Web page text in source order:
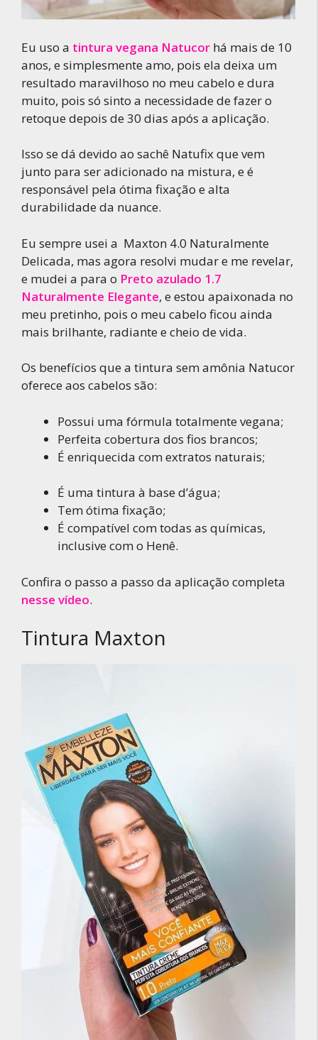
Eu uso a tintura vegana Natucor há mais de 10
anos, e simplesmente amo, pois ela deixa um
resultado maravilhoso no meu cabelo e dura
muito, pois só sinto a necessidade de fazer o
retoque depois de 30 dias após a aplicação.
Isso se dá devido ao sachê Natufix que vem
junto para ser adicionado na mistura, e é
responsável pela ótima fixação e alta
durabilidade da nuance.
Eu sempre usei a Maxton 4.0 Naturalmente
Delicada, mas agora resolvi mudar e me revelar,
e mudei a para o Preto azulado 1.7
Naturalmente Elegante, e estou apaixonada no
meu pretinho, pois o meu cabelo ficou ainda
mais brilhante, radiante e cheio de vida.
Os benefícios que a tintura sem amônia Natucor
oferece aos cabelos são:
Possui uma fórmula totalmente vegana;
Perfeita cobertura dos fios brancos;
É enriquecida com extratos naturais;
É uma tintura à base d’água;
Tem ótima fixação;
É compatível com todas as químicas,
inclusive com o Henê.
Confira o passo a passo da aplicação completa
nesse vídeo.
Tintura Maxton